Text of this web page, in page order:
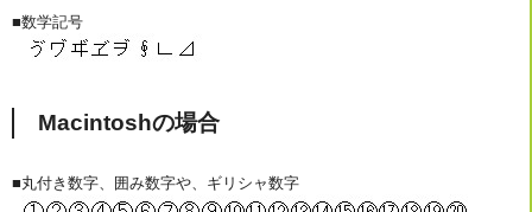
■数学記号
Macintoshの場合
■丸付き数字、囲み数字や、ギリシャ数字